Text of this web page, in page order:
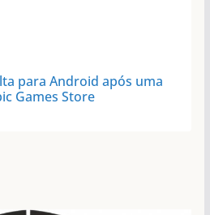
para Android após uma
Games Store